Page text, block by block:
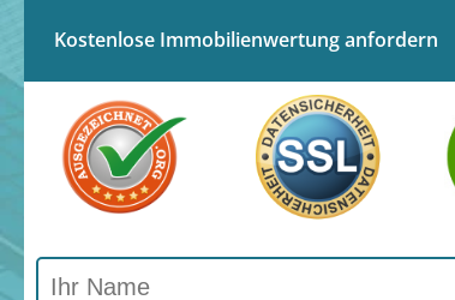
Kostenlose Immobilienwertung anfordern